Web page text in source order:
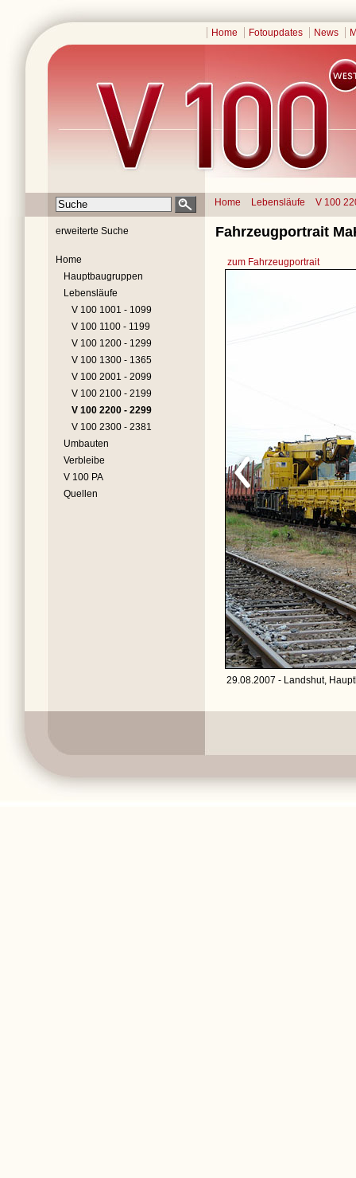
Home Fotoupdates News
Home Lebensläufe V 100
erweiterte Suche
Home
Hauptbaugruppen
Lebensläufe
V 100 1001 - 1099
V 100 1100 - 1199
V 100 1200 - 1299
V 100 1300 - 1365
V 100 2001 - 2099
V 100 2100 - 2199
V 100 2200 - 2299
V 100 2300 - 2381
Umbauten
Verbleibe
V 100 PA
Quellen
Fahrzeugportrait
zum Fahrzeugportrait
29.08.2007 - Landshut,